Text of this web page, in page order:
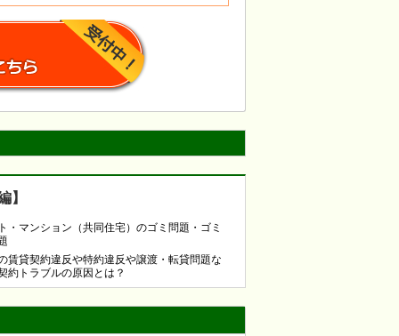
】
・マンション（共同住宅）のゴミ問題・ゴミ
賃貸契約違反や特約違反や譲渡・転貸問題な
約トラブルの原因とは？